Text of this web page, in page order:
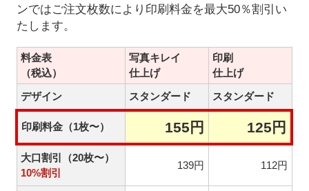
ンではご注文枚数により印刷料金を最大50％割引い
たします。
料金表
（税込）
写真キレイ
仕上げ
印刷
仕上げ
デザイン
スタンダード スタンダード
印刷料金（1枚〜） 155円 125円
大口割引（20枚〜）
10%割引
139円 112円